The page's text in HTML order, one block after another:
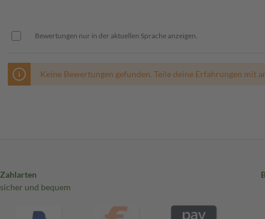
Bewertungen nur in der aktuellen Sprache anzeigen.
Keine Bewertungen gefunden. Teile deine Erfahrungen mit
Zahlarten
sicher und bequem